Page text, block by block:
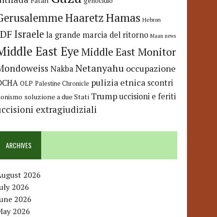
HaaretzHamas Hebron
Israele la grande marcia del ritorno Maan news
East Eye Middle East Monitor
Nakba Netanyahu occupazione
OLP Palestine Chronicle pulizia etnica scontri
soluzione a due Stati Trumpuccisioni e feriti
extragiudiziali
ARCHIVES
2026
2026
2026
2026